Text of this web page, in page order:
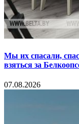
Мы их спасали,
взяться за
07.08.2026